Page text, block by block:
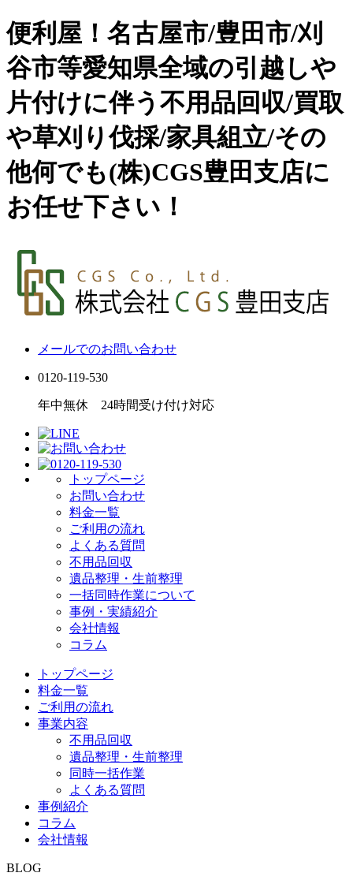
便利屋！名古屋市/豊田市/刈
谷市等愛知県全域の引越しや
片付けに伴う不用品回収/買取
や草刈り伐採/家具組立/その
他何でも(株)CGS豊田支店に
お任せ下さい！
メールでのお問い合わせ
0120-119-530
年中無休 24時間受け付け対応
トップページ
お問い合わせ
料金一覧
ご利用の流れ
よくある質問
不用品回収
遺品整理・生前整理
一括同時作業について
事例・実績紹介
会社情報
コラム
トップページ
料金一覧
ご利用の流れ
事業内容
不用品回収
遺品整理・生前整理
同時一括作業
よくある質問
事例紹介
コラム
会社情報
BLOG